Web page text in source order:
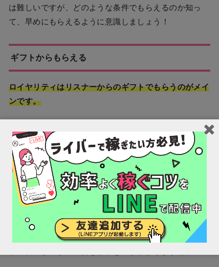
は難しいですが、どのような条件でもらえるのか知っ
て、早めにもらえるように意識しましょう！
ギフトからもらえる
ロイヤリティはリスナーからのギフトでもらうのがメイ
ンです。
リスナーがあなたのライブ配信を「面白い」「応援した
い」と思った場合にギフトが送られます。
ギフトのうち、還元率をもとにいくらか手元に入る仕組
みです。
リスナーに応援してもらわなければ、ロイヤリ
ティはもらえない
ということです。